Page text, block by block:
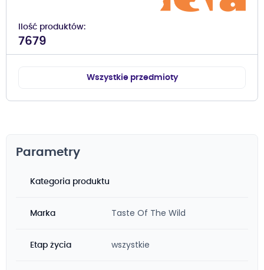
Ilość produktów
7679
Wszystkie przedmioty
Parametry
Kategoria produktu
Marka Taste Of The Wild
Etap życia wszystkie